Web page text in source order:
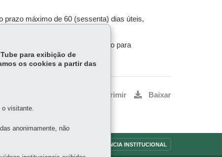
prazo máximo de 60 (sessenta) dias úteis,
Ambiental, o prazo máximo para
Imprimir Baixar
TRANSPARÊNCIA INSTITUCIONAL
para exibição de
os cookies a partir das
o visitante.
anonimamente, não